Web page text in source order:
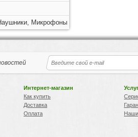
Микрофоны
новостей
Интернет-магазин
Как купить
Доставка
Оплата